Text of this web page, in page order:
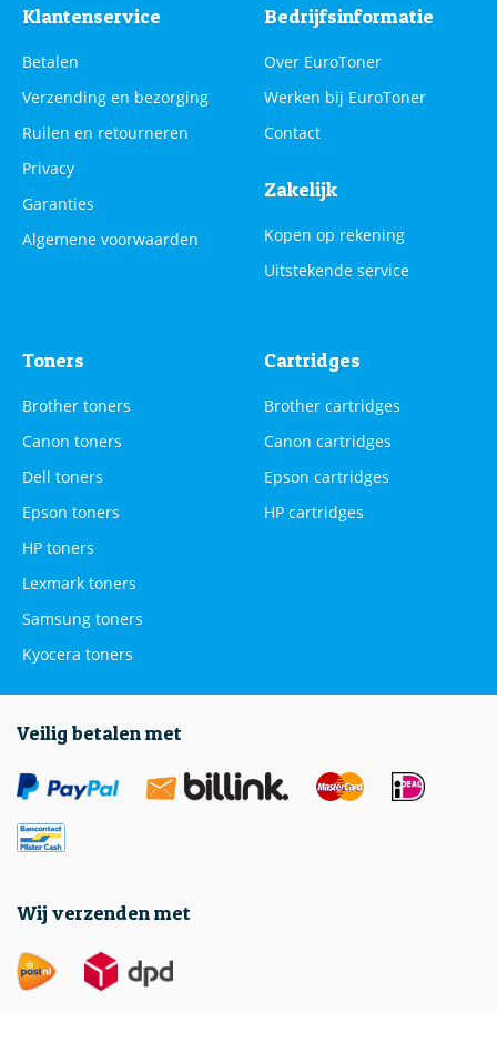
Klantenservice
Betalen
Verzending en bezorging
Ruilen en retourneren
Privacy
Garanties
Algemene voorwaarden
Bedrijfsinformatie
Over EuroToner
Werken bij EuroToner
Contact
Zakelijk
Kopen op rekening
Uitstekende service
Toners
Brother toners
Canon toners
Dell toners
Epson toners
HP toners
Lexmark toners
Samsung toners
Kyocera toners
Cartridges
Brother cartridges
Canon cartridges
Epson cartridges
HP cartridges
Veilig betalen met
Wij verzenden met